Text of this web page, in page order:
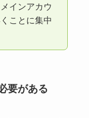
インアカウ
ことに集中
要がある